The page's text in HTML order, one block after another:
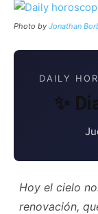
Photo by Jonathan
DAILY
✨
Hoy el cielo
renovación,